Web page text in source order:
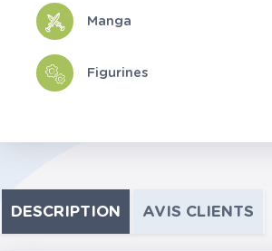
Manga
Figurines
DESCRIPTION AVIS CLIENTS